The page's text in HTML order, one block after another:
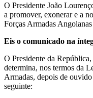
O Presidente João
a promover, exonerar e a
Forças Armadas
Eis o comunicado na
O Presidente da
determina, nos termos da
Armadas, depois de
seguinte: